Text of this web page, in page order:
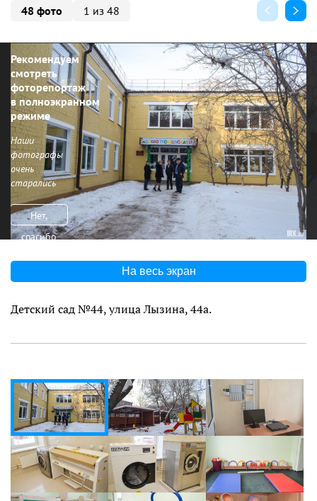
48 фото 1 из 48
Рекомендуем
смотреть
фоторепортаж
в полноэкранном
режиме
Наши
фотографы
очень
старались
Нет,
спасибо
На весь экран
Детский сад №44, улица Лызина, 44а.